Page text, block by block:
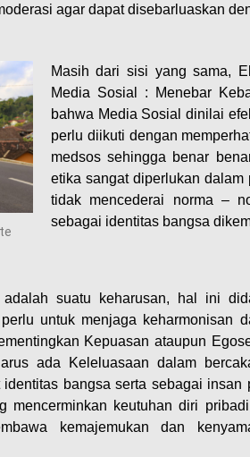
agar dapat disebarluaskan
Masih dari sisi yang sama,
Media Sosial : Menebar
bahwa Media Sosial dinilai
perlu diikuti dengan
medsos sehingga benar
etika sangat diperlukan
tidak mencederai norma –
sebagai identitas bangsa
suatu keharusan, hal ini
untuk menjaga keharmonisan
Kepuasan ataupun
ada Keleluasaan dalam
bangsa serta sebagai insan
mencerminkan keutuhan diri
kemajemukan dan